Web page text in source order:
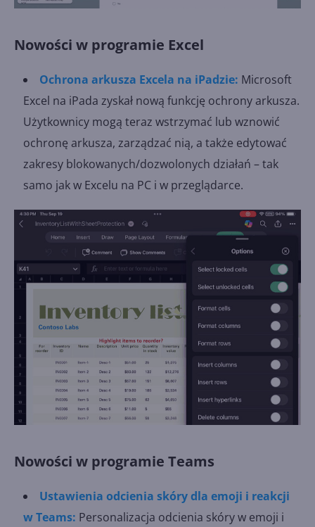
Nowości w programie Excel
Ochrona arkusza Excela na iPadzie: Microsoft
Excel na iPada zyskał nową funkcję ochrony arkusza.
Użytkownicy mogą teraz wstrzymać lub wznowić
ochronę arkusza, zarządzać nią, a także edytować
zakresy blokowanych/dozwolonych działań – tak
samo jak w Excelu na PC i w przeglądarce.
Nowości w programie Teams
Ustawienia odcienia skóry dla emoji i reakcji
w Teams: Personalizacja odcienia skóry w emoji i